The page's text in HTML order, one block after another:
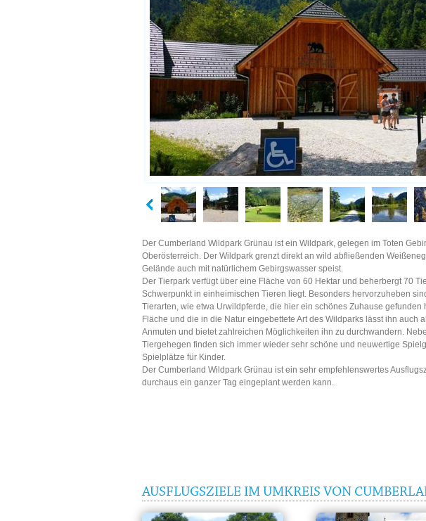
Der Cumberland Wildpark Grünau ist ein Wildpark, gelegen im Toten
Oberösterreich. Der Wildpark grenzt direkt an wild abfließenden
Gelände auch mit natürlichem Gebirgswasser speist.
Der Tierpark verfügt über eine Fläche von 60 Hektar und beherbergt 70
Schwerpunkt in einheimischen Tieren liegt. Besonders hervorzuheben
Tierarten, wie etwa Urwildpferde, die hier ein schönes Zuhause gefunden
Fläche und die in die Natur eingebettete Art des Wildparks lässt ihn auch
Anmuten und bietet zahlreichen Möglichkeiten ihn zu durchwandern.
Tiergehegen finden sich immer wieder sehr schöne und neuwertige
Spielplätze für Kinder.
Der Cumberland Wildpark Grünau ist ein sehr empfehlenswertes
durchaus ein ganzer Tag eingeplant werden kann.
AUSFLUGSZIELE IM UMKREIS VON